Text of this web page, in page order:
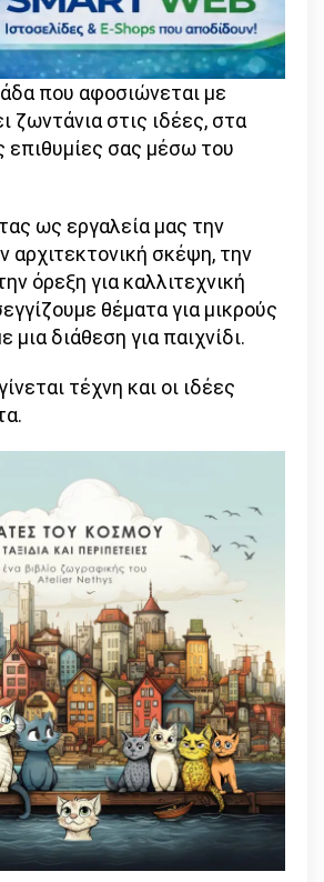
που αφοσιώνεται με
ζωντάνια στις ιδέες, στα
επιθυμίες σας μέσω του
ως εργαλεία μας την
αρχιτεκτονική σκέψη, την
όρεξη για καλλιτεχνική
θέματα για μικρούς
μια διάθεση για παιχνίδι.
τέχνη και οι ιδέες